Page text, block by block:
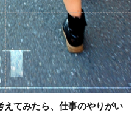
てみたら、仕事のやりがい